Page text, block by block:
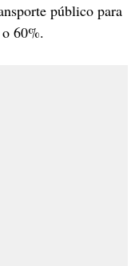
público para
60%.